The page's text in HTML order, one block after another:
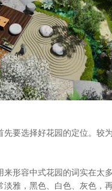
选择好花园的定位。较
容中式花园的词实在太
雅，黑色、白色、灰色，